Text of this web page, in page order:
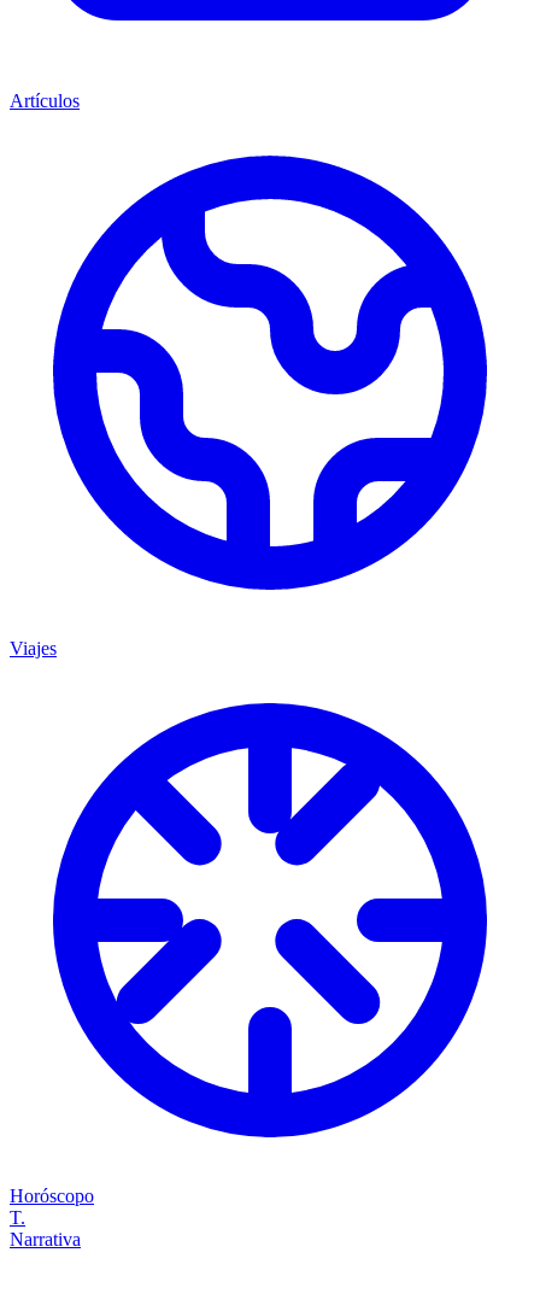
Artículos
Viajes
Horóscopo
T.
Narrativa